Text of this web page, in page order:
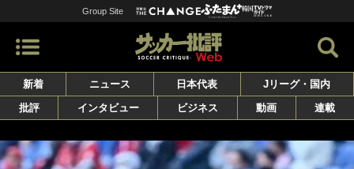
Group Site
新着 ニュース 日本代表
Jリーグ・国内
批評
インタビュー ビジネス 動画 連載